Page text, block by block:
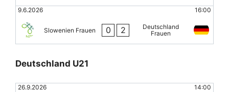
9.6.2026 16:00
Slowenien Frauen 0 2
Deutschland
Frauen
Deutschland U21
26.9.2026 14:00